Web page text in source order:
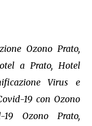
Ozono Prato,
a Prato, Hotel
Virus e
19 con Ozono
19 Ozono Prato,